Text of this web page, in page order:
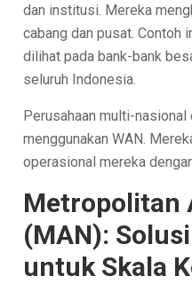
dan institusi. Mereka
cabang dan pusat. Contoh
dilihat pada bank-bank
seluruh Indonesia.
Perusahaan multi-
menggunakan WAN.
operasional mereka
Metropolitan
(MAN):
untuk Skala